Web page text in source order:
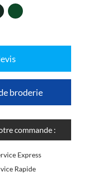
broderie
commande :
Express
Rapide